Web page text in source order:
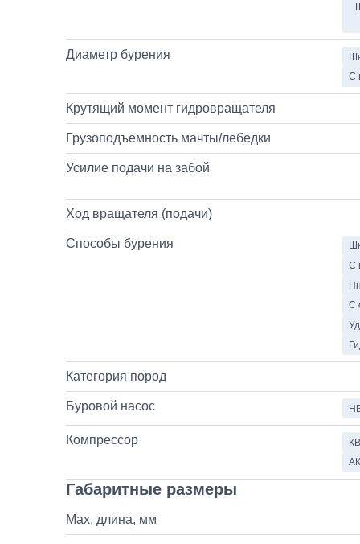
Диаметр бурения
С
Крутящий момент гидровращателя
Грузоподъемность мачты/лебедки
Усилие подачи на забой
Ход вращателя (подачи)
Способы бурения
С
С
Категория пород
Буровой насос
Компрессор
Габаритные размеры
Max. длина, мм